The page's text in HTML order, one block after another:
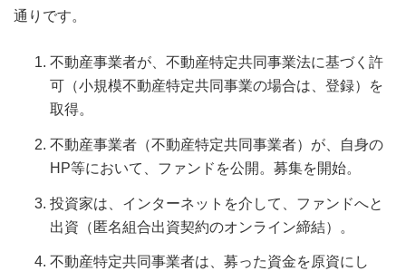
通りです。
不動産事業者が、不動産特定共同事業法に基づく許
可（小規模不動産特定共同事業の場合は、登録）を
取得。
不動産事業者（不動産特定共同事業者）が、自身の
HP等において、ファンドを公開。募集を開始。
投資家は、インターネットを介して、ファンドへと
出資（匿名組合出資契約のオンライン締結）。
不動産特定共同事業者は、募った資金を原資にし